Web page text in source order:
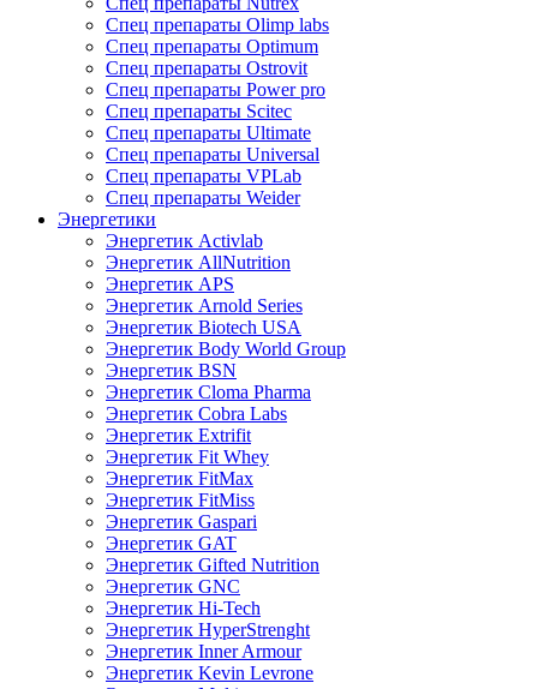
Спец препараты Olimp labs
Спец препараты Optimum
Спец препараты Ostrovit
Спец препараты Power pro
Спец препараты Scitec
Спец препараты Ultimate
Спец препараты Universal
Спец препараты VPLab
Спец препараты Weider
Энергетики
Энергетик Activlab
Энергетик AllNutrition
Энергетик APS
Энергетик Arnold Series
Энергетик Biotech USA
Энергетик Body World Group
Энергетик BSN
Энергетик Cloma Pharma
Энергетик Cobra Labs
Энергетик Extrifit
Энергетик Fit Whey
Энергетик FitMax
Энергетик FitMiss
Энергетик Gaspari
Энергетик GAT
Энергетик Gifted Nutrition
Энергетик GNC
Энергетик Hi-Tech
Энергетик HyperStrenght
Энергетик Inner Armour
Энергетик Kevin Levrone